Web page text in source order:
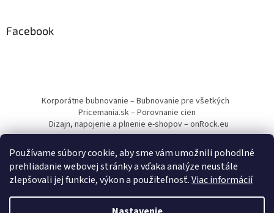
Používame súbory cookie, aby sme vám umožnili pohodlné
prehliadanie webovej stránky a vďaka analýze neustále
zlepšovali jej funkcie, výkon a použiteľnosť.Viac informácií
Facebook
Korporátne bubnovanie – Bubnovanie pre všetkých
Pricemania.sk – Porovnanie cien
Dizajn, napojenie a plnenie e-shopov – onRock.eu